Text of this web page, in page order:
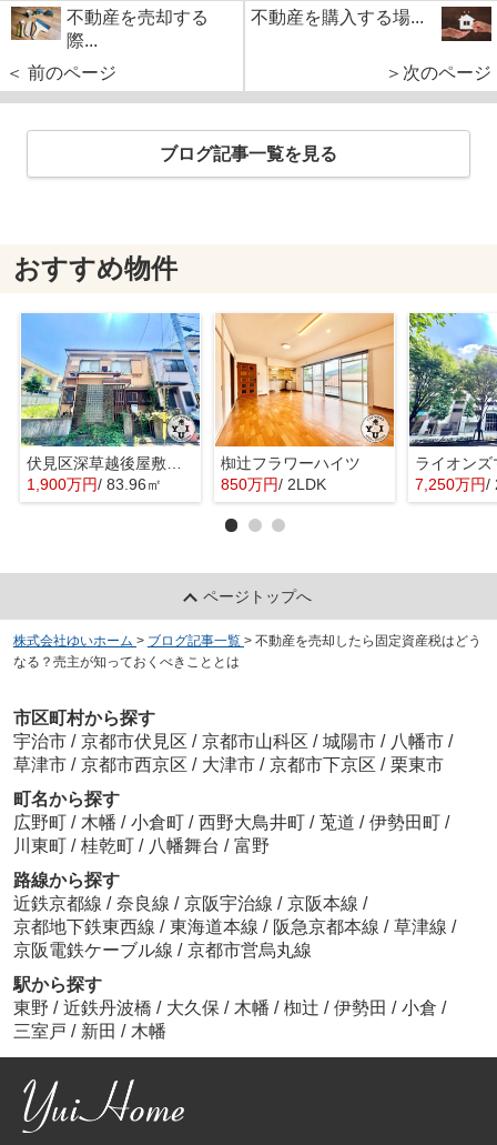
不動産を売却する
際...
＜ 前のページ
不動産を購入する場...
＞次のページ
ブログ記事一覧を見る
おすすめ物件
伏見区深草越後屋敷町 土地
1,900万円/ 83.96㎡
椥辻フラワーハイツ
850万円/ 2LDK 7,250万円/
ページトップへ
株式会社ゆいホーム > ブログ記事一覧 > 不動産を売却したら固定資産税はどう
なる？売主が知っておくべきこととは
市区町村から探す
宇治市 / 京都市伏見区 / 京都市山科区 / 城陽市 / 八幡市 /
草津市 / 京都市西京区 / 大津市 / 京都市下京区 / 栗東市
町名から探す
広野町 / 木幡 / 小倉町 / 西野大鳥井町 / 莵道 / 伊勢田町 /
川東町 / 桂乾町 / 八幡舞台 / 富野
路線から探す
近鉄京都線 / 奈良線 / 京阪宇治線 / 京阪本線 /
京都地下鉄東西線 / 東海道本線 / 阪急京都本線 / 草津線 /
京阪電鉄ケーブル線 / 京都市営烏丸線
駅から探す
東野 / 近鉄丹波橋 / 大久保 / 木幡 / 椥辻 / 伊勢田 / 小倉 /
三室戸 / 新田 / 木幡